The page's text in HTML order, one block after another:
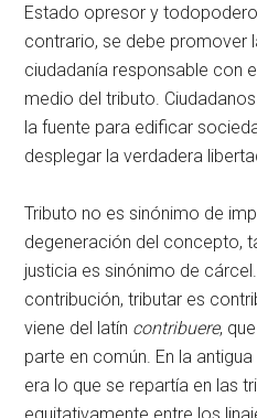
Estado opresor y
contrario, se debe promover
ciudadanía responsable con
medio del tributo.
la fuente para edificar
desplegar la verdadera
Tributo no es sinónimo de
degeneración del concepto,
justicia es sinónimo de
contribución, tributar es
viene del latín contribuere,
parte en común. En la
era lo que se repartía en las